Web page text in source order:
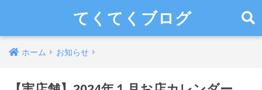
てくてくブログ
ホーム お知らせ